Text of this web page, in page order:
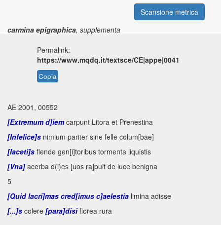
Scansione metrica
carmina epigraphica, supplementa
Permalink:
https://www.mqdq.it/textsce/CE|appe|0041
Copia
AE 2001, 00552
[Extremum d]iemcarpunt Litora et Prenestina
[Infelice]s nimium pariter sine felle colum[bae]
[Iaceti]s flende gen[i]toribus tormenta liquistis
[Vna]acerba d(i)es [uos ra]puit de luce benigna
5
[Quid lacri]mas cred[imus c]aelestia limina adisse
[...]s colere [para]disiflorea rura